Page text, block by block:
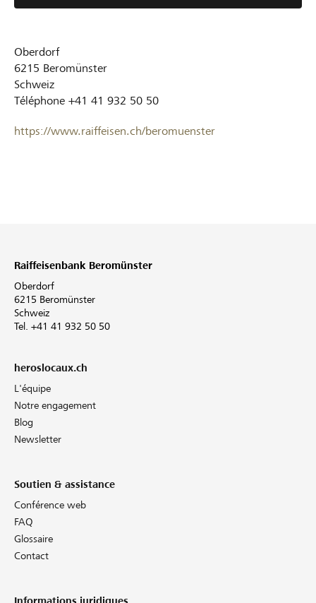
Oberdorf
6215 Beromünster
Schweiz
Téléphone +41 41 932 50 50
https://www.raiffeisen.ch/beromuenster
Raiffeisenbank Beromünster
Oberdorf
6215 Beromünster
Schweiz
Tel. +41 41 932 50 50
heroslocaux.ch
L'équipe
Notre engagement
Blog
Newsletter
Soutien & assistance
Conférence web
FAQ
Glossaire
Contact
Informations juridiques